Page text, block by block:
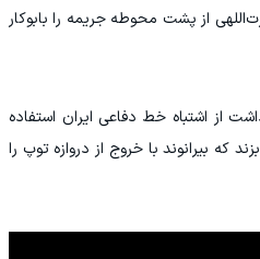
از پشت محوطه جریمه را بابوکار
از اشتباه خط دفاعی ایران استفاده
که بیرانوند با خروج از دروازه توپ را